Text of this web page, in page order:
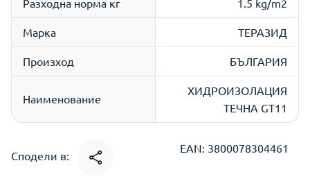
Разходна норма кг 1.5 kg/m2
Марка ТЕРАЗИД
Произход БЪЛГАРИЯ
Наименование
ХИДРОИЗОЛАЦИЯ
ТЕЧНА GT11
Сподели в:
EAN: 3800078304461